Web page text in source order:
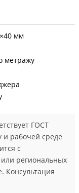
мм
метражу
ГОСТ
и рабочей среде
с
или региональных
Консультация